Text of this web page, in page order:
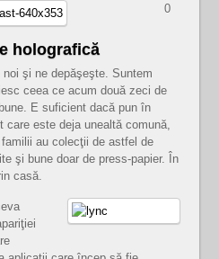
holografică
noi şi ne depăşeşte. Suntem
ceea ce acum două zeci de
E suficient dacă pun în
este deja unealtă comună,
au colecţii de astfel de
şi bune doar de press-papier. În
casă.
0